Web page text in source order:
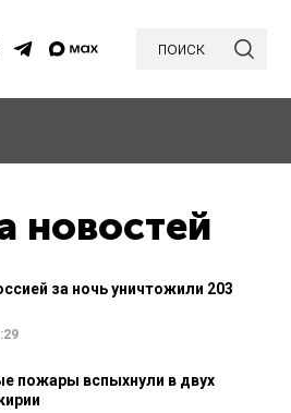
поиск
новостей
за ночь уничтожили 203
пожары вспыхнули в двух